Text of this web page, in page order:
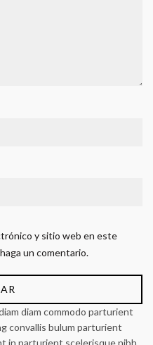
y sitio web en este
un comentario.
diam commodo parturient
convallis bulum parturient
in parturient scelerisque nibh